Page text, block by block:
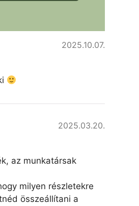
2025.10.07.
2025.03.20.
az munkatársak
milyen részletekre
összeállítani a